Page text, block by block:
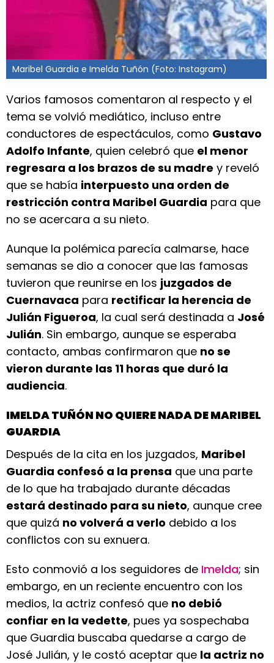
Maribel Guardia e Imelda Tuñón (Foto: Instagram)
Varios famosos comentaron al respecto y el
tema se volvió mediático, incluso entre
conductores de espectáculos, como Gustavo
Adolfo Infante, quien celebró que el menor
regresara a los brazos de su madre y reveló
que se había interpuesto una orden de
restricción contra Maribel Guardia para que
no se acercara a su nieto.
Aunque la polémica parecía calmarse, hace
semanas se dio a conocer que las famosas
tuvieron que reunirse en los juzgados de
Cuernavaca para rectificar la herencia de
Julián Figueroa, la cual será destinada a José
Julián. Sin embargo, aunque se esperaba
contacto, ambas confirmaron que no se
vieron durante las 11 horas que duró la
audiencia.
IMELDA TUÑÓN NO QUIERE NADA DE MARIBEL
GUARDIA
Después de la cita en los juzgados, Maribel
Guardia confesó a la prensa que una parte
de lo que ha trabajado durante décadas
estará destinado para su nieto, aunque cree
que quizá no volverá a verlo debido a los
conflictos con su exnuera.
Esto conmovió a los seguidores de Imelda; sin
embargo, en un reciente encuentro con los
medios, la actriz confesó que no debió
confiar en la vedette, pues ya sospechaba
que Guardia buscaba quedarse a cargo de
José Julián, y le costó aceptar que la actriz no